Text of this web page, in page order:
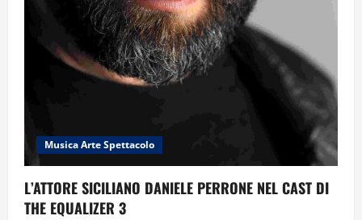
Musica Arte Spettacolo
L’ATTORE SICILIANO DANIELE PERRONE NEL CAST DI
THE EQUALIZER 3